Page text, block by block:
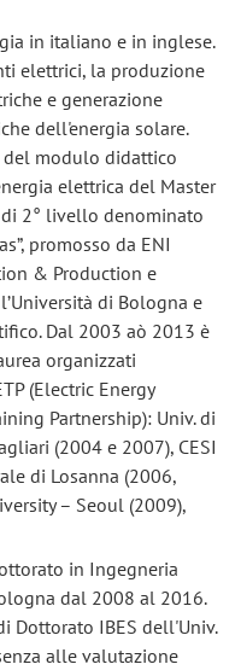
in italiano e in inglese.
elettrici, la produzione
e generazione
dell'energia solare.
del modulo didattico
elettrica del Master
2° livello denominato
promosso da ENI
& Production e
di Bologna e
Dal 2003 aò 2013 è
organizzati
(Electric Energy
Partnership): Univ. di
(2004 e 2007), CESI
di Losanna (2006,
– Seoul (2009),
in Ingegneria
dal 2008 al 2016.
Dottorato IBES dell'Univ.
alle valutazione